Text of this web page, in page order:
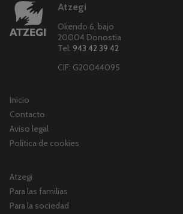
Atzegi
Okendo 6, bajo
20004 Donostia
Tel: 943 42 39 42
CIF: G20044095
Inicio
Contacto
Aviso legal
Política de cookies
Atzegi
Para las familias
Para la sociedad